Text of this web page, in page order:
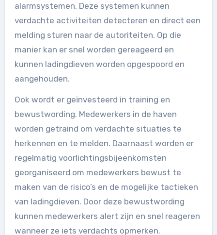
alarmsystemen. Deze systemen kunnen
verdachte activiteiten detecteren en direct een
melding sturen naar de autoriteiten. Op die
manier kan er snel worden gereageerd en
kunnen ladingdieven worden opgespoord en
aangehouden.
Ook wordt er geïnvesteerd in training en
bewustwording. Medewerkers in de haven
worden getraind om verdachte situaties te
herkennen en te melden. Daarnaast worden er
regelmatig voorlichtingsbijeenkomsten
georganiseerd om medewerkers bewust te
maken van de risico’s en de mogelijke tactieken
van ladingdieven. Door deze bewustwording
kunnen medewerkers alert zijn en snel reageren
wanneer ze iets verdachts opmerken.